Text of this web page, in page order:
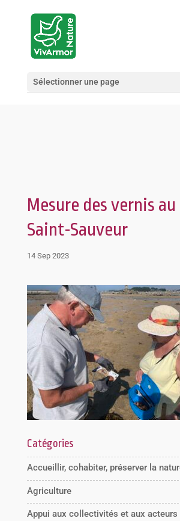
Sélectionner une page
Mesure des vernis
Saint-Sauveur
14 Sep 2023
Catégories
Accueillir, cohabiter, préserver la
Agriculture
Appui aux collectivités et aux acteurs